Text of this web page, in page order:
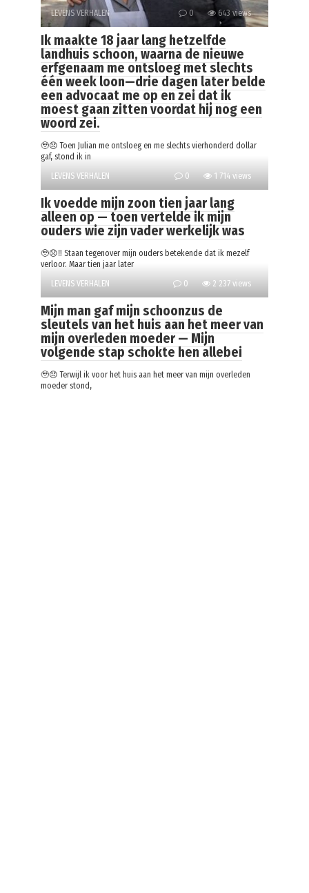
LEVENS VERHALEN 0 643 views
Ik maakte 18 jaar lang hetzelfde
landhuis schoon, waarna de nieuwe
erfgenaam me ontsloeg met slechts
één week loon—drie dagen later belde
een advocaat me op en zei dat ik
moest gaan zitten voordat hij nog een
woord zei.
🥹😞 Toen Julian me ontsloeg en me slechts vierhonderd dollar
gaf, stond ik in
LEVENS VERHALEN
0 1 714 views
Ik voedde mijn zoon tien jaar lang
alleen op — toen vertelde ik mijn
ouders wie zijn vader werkelijk was
🥹😞‼️ Staan tegenover mijn ouders betekende dat ik mezelf
verloor. Maar tien jaar later
LEVENS VERHALEN
0 2 237 views
Mijn man gaf mijn schoonzus de
sleutels van het huis aan het meer van
mijn overleden moeder — Mijn
volgende stap schokte hen allebei
🥹😞 Terwijl ik voor het huis aan het meer van mijn overleden
moeder stond,